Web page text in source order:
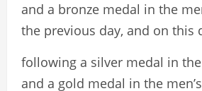
and a bronze medal in the
the previous day, and on this
following a silver medal in the
and a gold medal in the